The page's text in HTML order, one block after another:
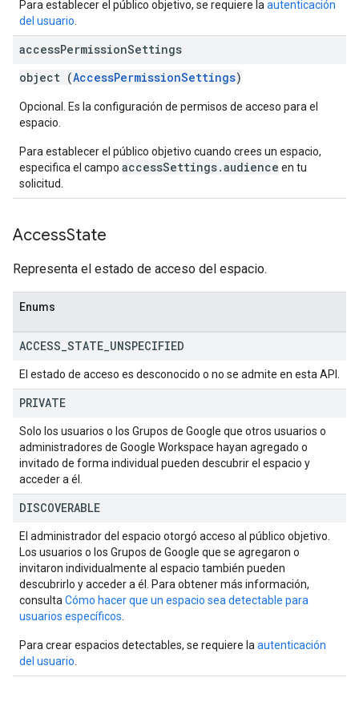
Para establecer el público objetivo, se requiere la autenticación
del usuario
accessPermissionSettings
object (AccessPermissionSettings)
Opcional. Es la configuración de permisos de acceso para el
espacio.
Para establecer el público objetivo cuando crees un espacio,
especifica el campo accessSettings.audience en tu
solicitud.
AccessState
Representa el estado de acceso del espacio.
Enums
ACCESS STATE UNSPECIFIED
El estado de acceso es desconocido o no se admite en esta API.
PRIVATE
Solo los usuarios o los Grupos de Google que otros usuarios o
administradores de Google Workspace hayan agregado o
invitado de forma individual pueden descubrir el espacio y
acceder a él.
DISCOVERABLE
El administrador del espacio otorgó acceso al público objetivo.
Los usuarios o los Grupos de Google que se agregaron o
invitaron individualmente al espacio también pueden
descubrirlo y acceder a él. Para obtener más información,
consulta Cómo hacer que un espacio sea detectable para
usuarios específicos
Para crear espacios detectables, se requiere la autenticación
del usuario